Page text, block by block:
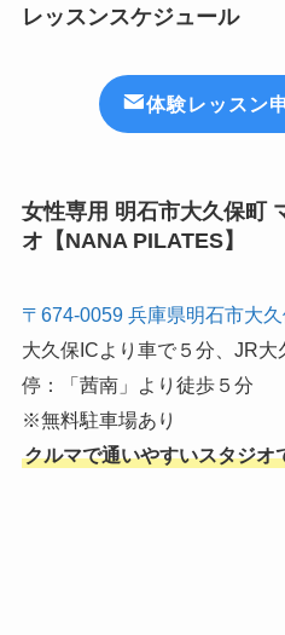
レッスンスケジュール
体験レッスン
女性専用 明石市大久保町
オ【NANA PILATES】
〒674-0059 兵庫県明石市大
大久保ICより車で５分、JR
停：「茜南」より徒歩５分
※無料駐車場あり
クルマで通いやすいスタジオ